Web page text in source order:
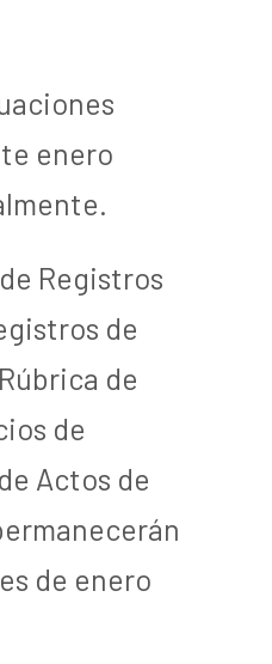
enero
Registros
de
de
de
Actos de
de enero